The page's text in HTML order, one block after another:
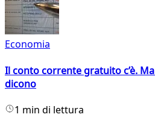
Economia
Il conto corrente gratuito c’è.
dicono
1 min di lettura